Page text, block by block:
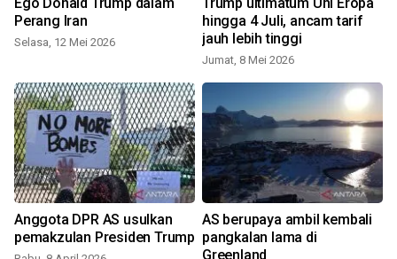
Ego Donald Trump dalam
Perang Iran
Selasa, 12 Mei 2026
Trump ultimatum Uni Eropa
hingga 4 Juli, ancam tarif
jauh lebih tinggi
Jumat, 8 Mei 2026
Anggota DPR AS usulkan
pemakzulan Presiden Trump
AS berupaya ambil kembali
pangkalan lama di
Greenland